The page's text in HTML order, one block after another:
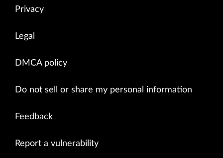
Privacy
Legal
DMCA policy
Do not sell or share my personal information
Feedback
Report a vulnerability